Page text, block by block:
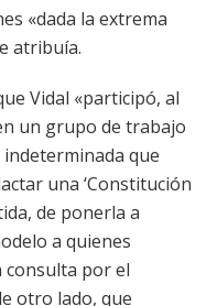
«dada la extrema
atribuía.
Vidal «participó, al
un grupo de trabajo
que
una ‘Constitución
de ponerla a
a quienes
consulta por el
otro lado, que